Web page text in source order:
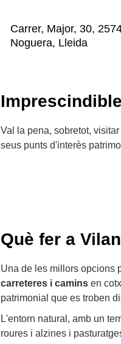
Carrer, Major, 30,
Noguera, Lleida
Val la pena, sobretot,
seus punts d'interès
Què fer a
Una de les millors opcions
carreteres i camins en
patrimonial que es troben
L'entorn natural, amb un
roures i alzines i